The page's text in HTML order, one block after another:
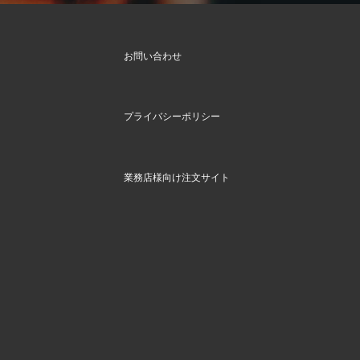
お問い合わせ
プライバシーポリシー
業務店様向け注文サイト